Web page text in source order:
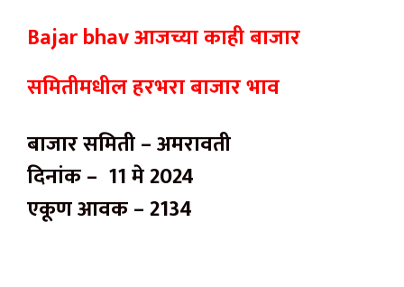
Bajar bhav आजच्या काही बाजार
समितीमधील हरभरा बाजार भाव
बाजार समिती – अमरावती
दिनांक – 11 मे 2024
एकूण आवक – 2134